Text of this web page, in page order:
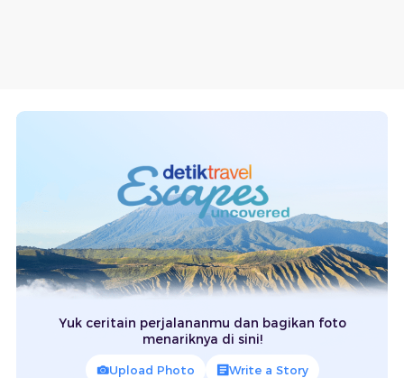
Yuk ceritain perjalananmu dan bagikan foto
menariknya di sini!
Upload Photo Write a Story